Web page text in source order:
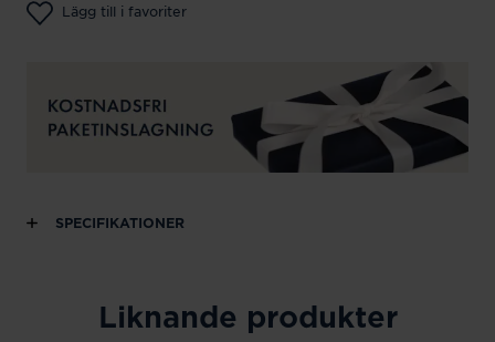
Lägg till i favoriter
SPECIFIKATIONER
Liknande produkter